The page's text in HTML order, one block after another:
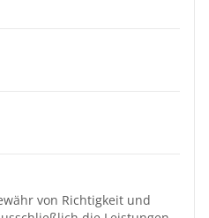
von Richtigkeit und